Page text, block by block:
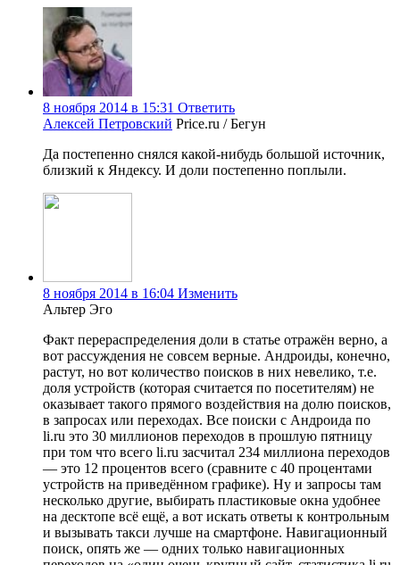
8 ноября 2014 в 15:31 Ответить
Алексей Петровский Price.ru / Бегун
Да постепенно снялся какой-нибудь большой источник,
близкий к Яндексу. И доли постепенно поплыли.
8 ноября 2014 в 16:04 Изменить
Альтер Эго
Факт перераспределения доли в статье отражён верно, а
вот рассуждения не совсем верные. Андроиды, конечно,
растут, но вот количество поисков в них невелико, т.е.
доля устройств (которая считается по посетителям) не
оказывает такого прямого воздействия на долю поисков,
в запросах или переходах. Все поиски с Андроида по
li.ru это 30 миллионов переходов в прошлую пятницу
при том что всего li.ru засчитал 234 миллиона переходов
— это 12 процентов всего (сравните с 40 процентами
устройств на приведённом графике). Ну и запросы там
несколько другие, выбирать пластиковые окна удобнее
на десктопе всё ещё, а вот искать ответы к контрольным
и вызывать такси лучше на смартфоне. Навигационный
поиск, опять же — одних только навигационных